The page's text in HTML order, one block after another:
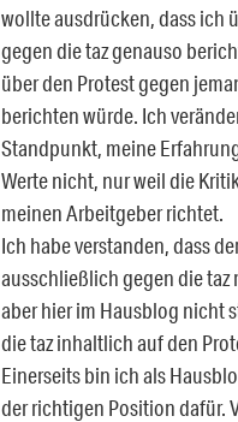
wollte ausdrücken, dass ich
gegen die taz genauso
über den Protest gegen
berichten würde. Ich
Standpunkt, meine
Werte nicht, nur weil die
meinen Arbeitgeber richtet.
Ich habe verstanden, dass
ausschließlich gegen die taz
aber hier im Hausblog nicht
die taz inhaltlich auf den
Einerseits bin ich als
der richtigen Position dafür.